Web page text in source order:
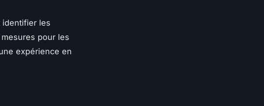
identifier les
pour les
expérience en